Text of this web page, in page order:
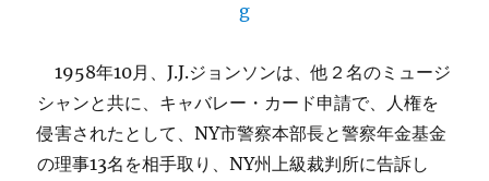
1958年10月、J.J.ジョンソンは、他２名のミュージ
シャンと共に、キャバレー・カード申請で、人権を
侵害されたとして、NY市警察本部長と警察年金基金
の理事13名を相手取り、NY州上級裁判所に告訴し